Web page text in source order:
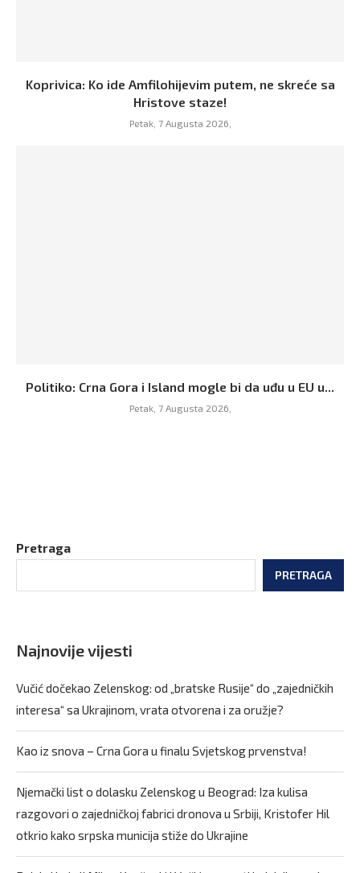
Koprivica: Ko ide Amfilohijevim putem, ne skreće sa
Hristove staze!
Petak, 7 Augusta 2026,
Politiko: Crna Gora i Island mogle bi da uđu u EU u...
Petak, 7 Augusta 2026,
Pretraga
PRETRAGA
Najnovije vijesti
Vučić dočekao Zelenskog: od „bratske Rusije“ do „zajedničkih
interesa“ sa Ukrajinom, vrata otvorena i za oružje?
Kao iz snova – Crna Gora u finalu Svjetskog prvenstva!
Njemački list o dolasku Zelenskog u Beograd: Iza kulisa
razgovori o zajedničkoj fabrici dronova u Srbiji, Kristofer Hil
otkrio kako srpska municija stiže do Ukrajine